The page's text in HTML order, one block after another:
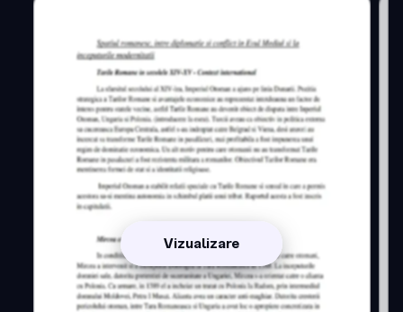
Vizualizare